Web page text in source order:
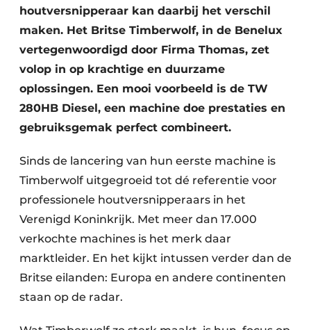
houtversnipperaar kan daarbij het verschil
maken. Het Britse Timberwolf, in de Benelux
vertegenwoordigd door Firma Thomas, zet
volop in op krachtige en duurzame
oplossingen. Een mooi voorbeeld is de TW
280HB Diesel, een machine doe prestaties en
gebruiksgemak perfect combineert.
Sinds de lancering van hun eerste machine is
Timberwolf uitgegroeid tot dé referentie voor
professionele houtversnipperaars in het
Verenigd Koninkrijk. Met meer dan 17.000
verkochte machines is het merk daar
marktleider. En het kijkt intussen verder dan de
Britse eilanden: Europa en andere continenten
staan op de radar.